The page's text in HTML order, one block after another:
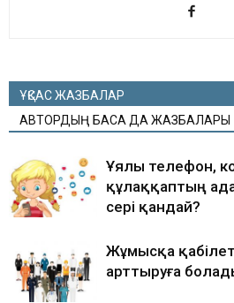
ҰҚСАС ЖАЗБАЛАР
АВТОРДЫҢ БАСҚА ДА ЖАЗБАЛАРЫ
Ұялы телефон,
құлаққаптың
әсері қандай?
Жұмысқа
арттыруға